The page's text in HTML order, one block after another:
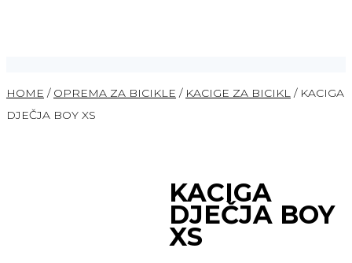
HOME / OPREMA ZA BICIKLE / KACIGE ZA BICIKL / KACIGA
DJEČJA BOY XS
KACIGA
DJEČJA BOY
XS